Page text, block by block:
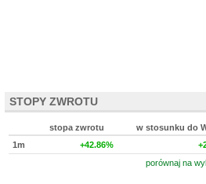
STOPY ZWROTU
stopa zwrotu
w stosunku do
1m
+42.86%
porównaj na